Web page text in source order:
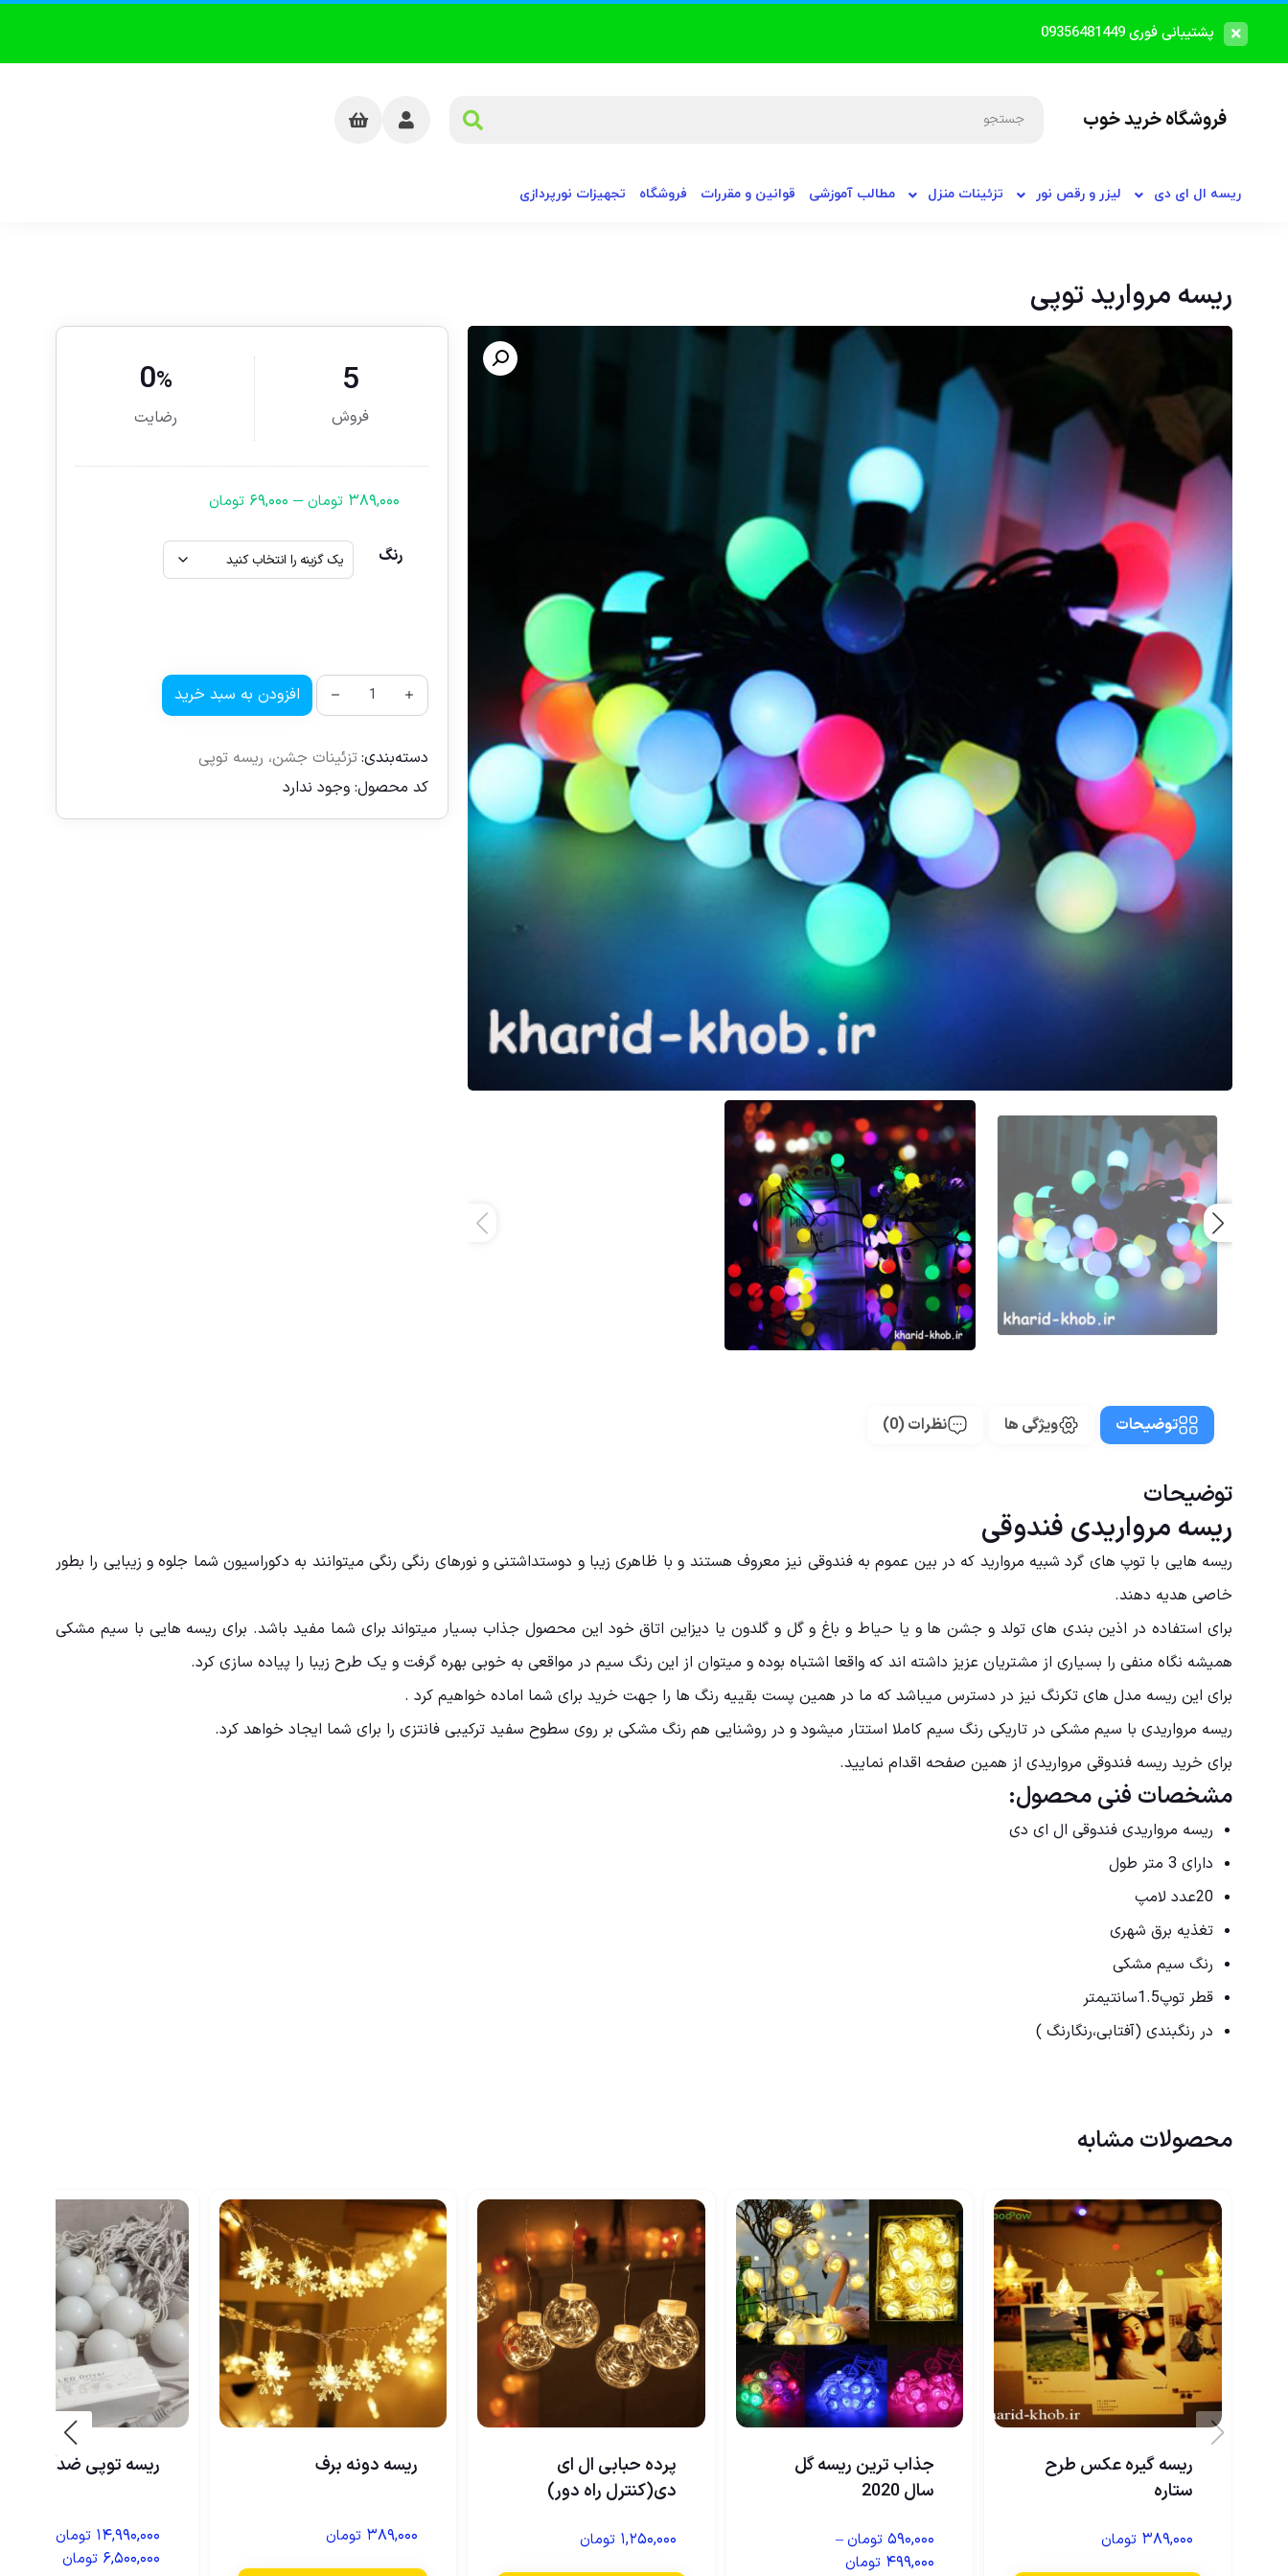
پشتیبانی فوری 09356481449
فروشگاه خرید خوب
ریسه ال ای دی لیزر و رقص نور تزئینات منزل مطالب آموزشی قوانین و مقررات فروشگاه تجهیزات نورپردازی
ریسه مروارید توپی
5
فروش
0%
رضایت
۳۸۹,۰۰۰ تومان – ۶۹,۰۰۰ تومان
رنگ
افزودن به سبد خرید
دسته‌بندی:تزئینات جشن، ریسه توپی
کد محصول:وجود ندارد
توضیحات ویژگی ها نظرات (0)
توضیحات
ریسه مرواریدی فندوقی
ریسه هایی با توپ های گرد شبیه مروارید که در بین عموم به فندوقی نیز معروف هستند و با ظاهری زیبا و دوستداشتنی و نورهای رنگی رنگی میتوانند به دکوراسیون شما جلوه و زیبایی را بطور
خاصی هدیه دهند.
برای استفاده در اذین بندی های تولد و جشن ها و یا حیاط و باغ و گل و گلدون یا دیزاین اتاق خود این محصول جذاب بسیار میتواند برای شما مفید باشد. برای ریسه هایی با سیم مشکی
همیشه نگاه منفی را بسیاری از مشتریان عزیز داشته اند که واقعا اشتباه بوده و میتوان از این رنگ سیم در مواقعی به خوبی بهره گرفت و یک طرح زیبا را پیاده سازی کرد.
برای این ریسه مدل های تکرنگ نیز در دسترس میباشد که ما در همین پست بقییه رنگ ها را جهت خرید برای شما اماده خواهیم کرد .
ریسه مرواریدی با سیم مشکی در تاریکی رنگ سیم کاملا استتار میشود و در روشنایی هم رنگ مشکی بر روی سطوح سفید ترکیبی فانتزی را برای شما ایجاد خواهد کرد.
برای خرید ریسه فندوقی مرواریدی از همین صفحه اقدام نمایید.
مشخصات فنی محصول:
ریسه مرواریدی فندوقی ال ای دی
دارای 3 متر طول
20عدد لامپ
تغذیه برق شهری
رنگ سیم مشکی
قطر توپ1.5سانتیمتر
در رنگبندی (آفتابی،رنگارنگ )
محصولات مشابه
ریسه گیره عکس طرح
ستاره
۳۸۹,۰۰۰ تومان
جذاب ترین ریسه گل
سال 2020
۵۹۰,۰۰۰ تومان–
۴۹۹,۰۰۰ تومان
پرده حبابی ال ای
دی(کنترل راه دور)
۱,۲۵۰,۰۰۰ تومان
ریسه دونه برف
۳۸۹,۰۰۰ تومان
ریسه توپی ضدآب
۱۴,۹۹۰,۰۰۰ تومان
۶,۵۰۰,۰۰۰ تومان